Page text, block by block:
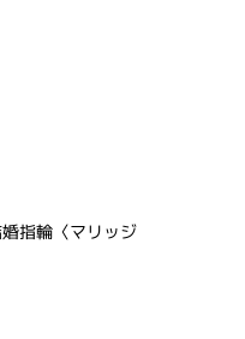
指輪〈マリッジ